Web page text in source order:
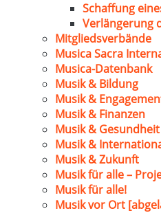
Schaffung
Verlängerung
Mitgliedsverbände
Musica Sacra
Musica-Datenbank
Musik & Bildung
Musik &
Musik & Finanzen
Musik & Gesundheit
Musik &
Musik & Zukunft
Musik für alle –
Musik für alle!
Musik vor Ort